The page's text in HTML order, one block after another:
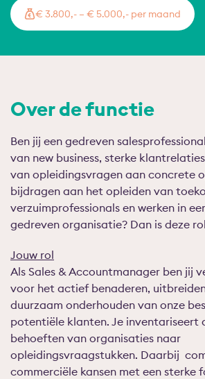
€ 3.800,- – € 5.000,- per maand
Over de functie
Ben jij een gedreven
van new business, sterke
van opleidingsvragen aan concrete
bijdragen aan het opleiden van
verzuimprofessionals en werken in
gedreven organisatie? Dan is deze
Jouw rol
Als Sales & Accountmanager ben jij
voor het actief benaderen,
duurzaam onderhouden van onze
potentiële klanten. Je inventariseert
behoeften van organisaties naar
opleidingsvraagstukken. Daarbij
commerciële kansen met een sterke